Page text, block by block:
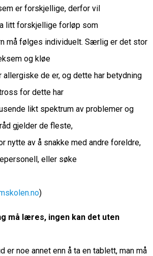
er forskjellige, derfor vil
litt forskjellige forløp som
må følges individuelt. Særlig er det stor
og kløe
allergiske de er, og dette har betydning
for dette har
likt spektrum av problemer og
gjelder de fleste,
nytte av å snakke med andre foreldre,
eller søke
)
må læres, ingen kan det uten
er noe annet enn å ta en tablett, man må